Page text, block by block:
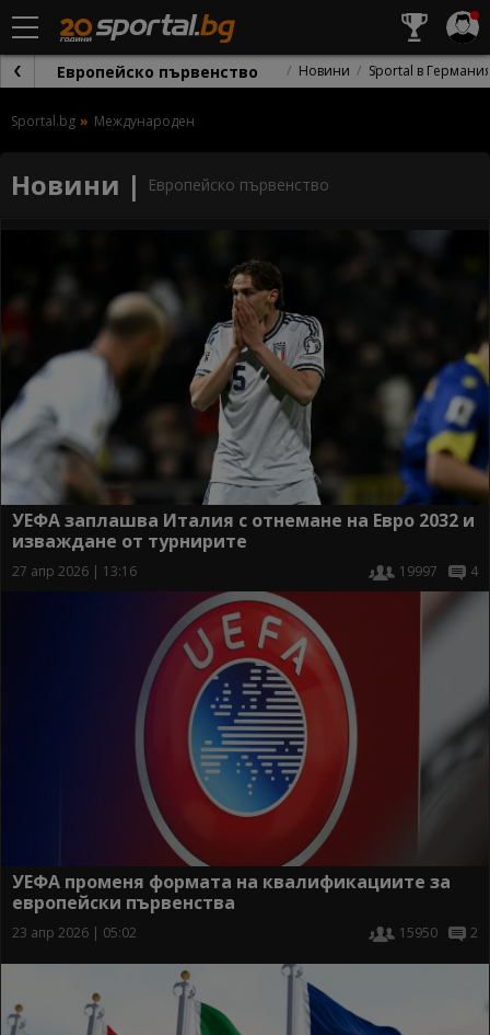
Европейско първенство Новини Sportal в
Sportal.bg Международен
Новини | Европейско първенство
УЕФА заплашва Италия с отнемане на Евро 2032 и
изваждане от турнирите
27 апр 2026 | 13:16 19997 4
УЕФА променя формата на квалификациите за
европейски първенства
23 апр 2026 | 05:02 15950 2